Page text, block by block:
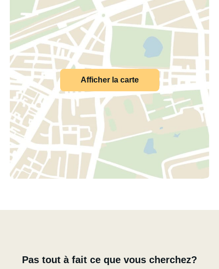
Afficher la carte
Pas tout à fait ce que vous cherchez?